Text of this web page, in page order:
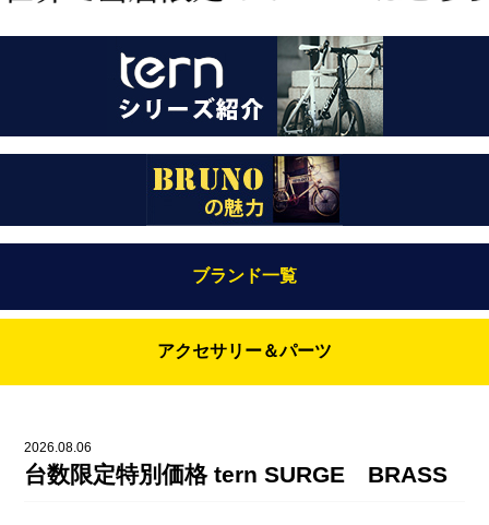
ブランド一覧
Bianchi（ビアンキ）
BRUNO(ブルーノ)
DAHON（ダホーン）
アクセサリー＆パーツ
knog（ノグ）
2026.08.06
台数限定特別価格 tern SURGE BRASS